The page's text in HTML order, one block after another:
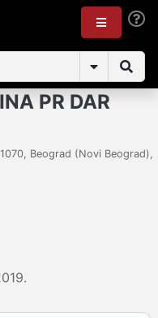
PR DAR
, Beograd (Novi Beograd),